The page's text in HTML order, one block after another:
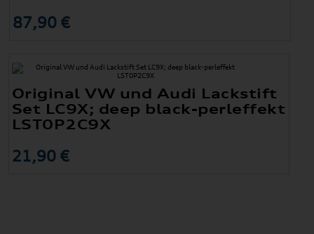
87,90 €
Original VW und Audi Lackstift
Set LC9X; deep black-perleffekt
LST0P2C9X
21,90 €